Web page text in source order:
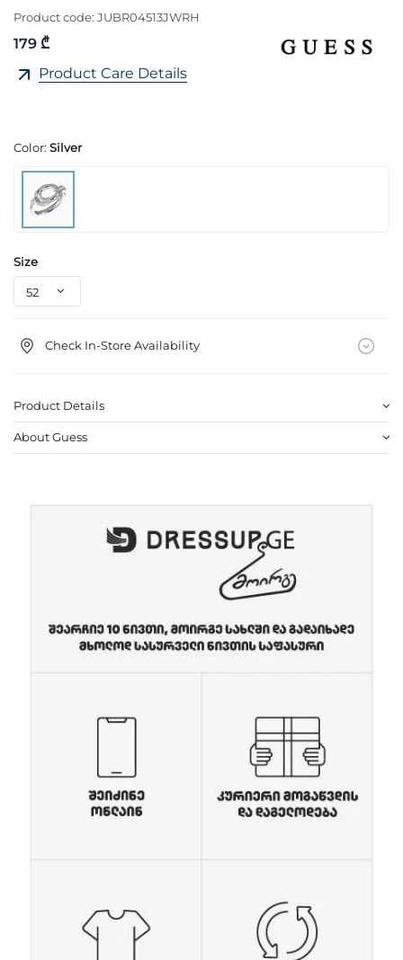
Product code: JUBR04513JWRH
179 ₾
Product Care Details
Color: Silver
Size
Check In-Store Availability
Product Details
About Guess